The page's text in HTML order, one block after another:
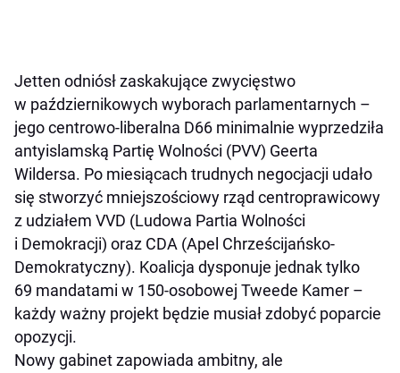
Jetten odniósł zaskakujące zwycięstwo
w październikowych wyborach parlamentarnych –
jego centrowo-liberalna D66 minimalnie wyprzedziła
antyislamską Partię Wolności (PVV) Geerta
Wildersa. Po miesiącach trudnych negocjacji udało
się stworzyć mniejszościowy rząd centroprawicowy
z udziałem VVD (Ludowa Partia Wolności
i Demokracji) oraz CDA (Apel Chrześcijańsko-
Demokratyczny). Koalicja dysponuje jednak tylko
69 mandatami w 150-osobowej Tweede Kamer –
każdy ważny projekt będzie musiał zdobyć poparcie
opozycji.
Nowy gabinet zapowiada ambitny, ale